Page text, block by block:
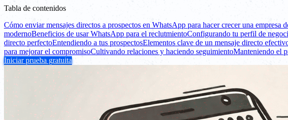
Tabla de contenidos
Cómo enviar mensajes directos a prospectos en WhatsApp para hacer crecer una empresa
modernoBeneficios de usar WhatsApp para el reclutmientoConfigurando tu perfil de
directo perfectoEntendiendo a tus prospectosElementos clave de un mensaje directo
para mejorar el compromisoCultivando relaciones y haciendo seguimientoManteniendo el
Iniciar prueba gratuita